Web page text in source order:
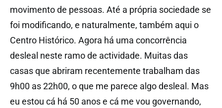
movimento de pessoas. Até a própria sociedade se
foi modificando, e naturalmente, também aqui o
Centro Histórico. Agora há uma concorrência
desleal neste ramo de actividade. Muitas das
casas que abriram recentemente trabalham das
9h00 as 22h00, o que me parece algo desleal. Mas
eu estou cá há 50 anos e cá me vou governando,